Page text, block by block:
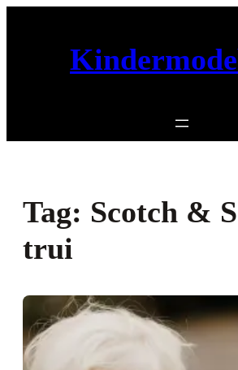
Tag: Scotch &
trui